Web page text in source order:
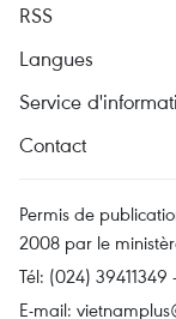
RSS
Langues
Service
Contact
Permis de
2008 par le
Tél: (024) 39411349
E-mail: